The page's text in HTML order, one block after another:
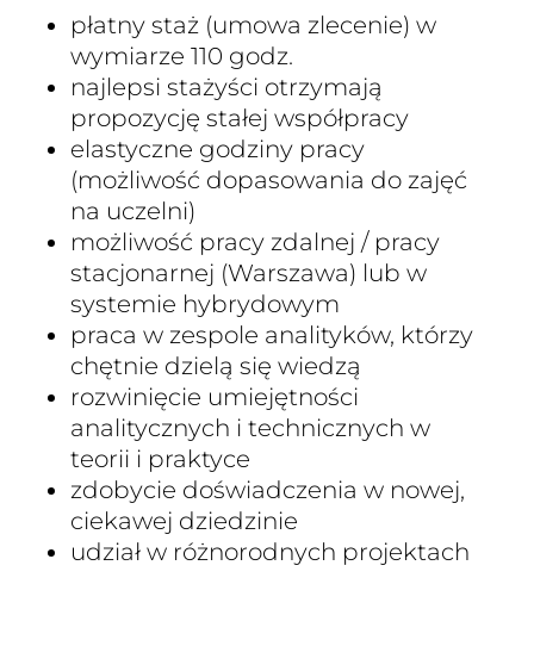
płatny staż (umowa zlecenie) w
wymiarze 110 godz.
najlepsi stażyści otrzymają
propozycję stałej współpracy
elastyczne godziny pracy
(możliwość dopasowania do zajęć
na uczelni)
możliwość pracy zdalnej / pracy
stacjonarnej (Warszawa) lub w
systemie hybrydowym
praca w zespole analityków, którzy
chętnie dzielą się wiedzą
rozwinięcie umiejętności
analitycznych i technicznych w
teorii i praktyce
zdobycie doświadczenia w nowej,
ciekawej dziedzinie
udział w różnorodnych projektach